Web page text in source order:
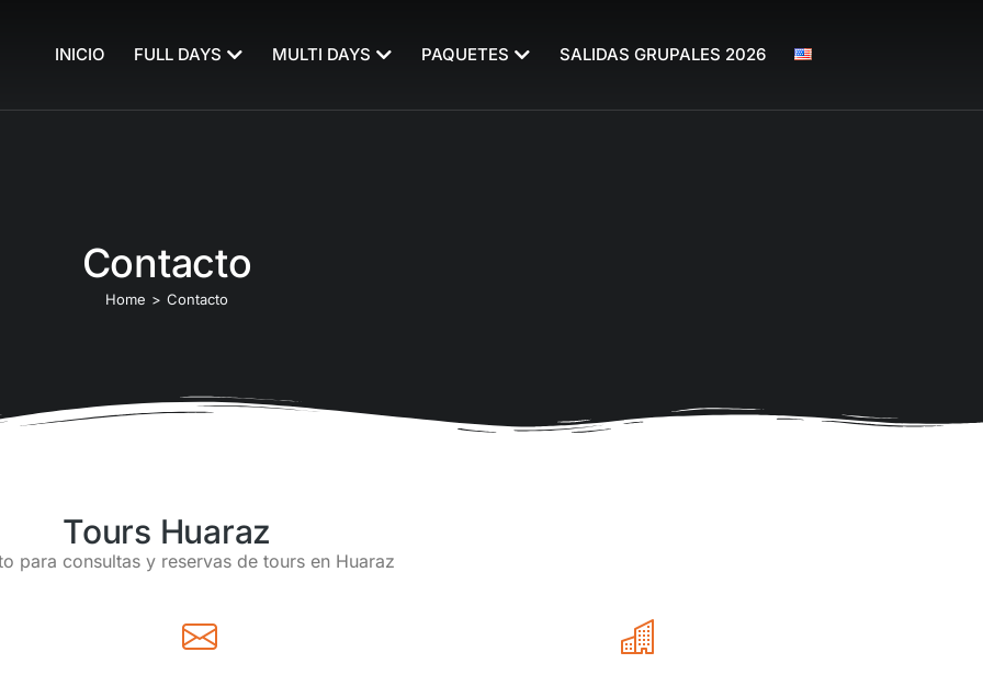
INICIO FULL DAYS MULTI DAYS PAQUETES SALIDAS GRUPALES 2026
Contacto
Home Contacto
Tours Huaraz
para consultas y reservas de tours en Huaraz